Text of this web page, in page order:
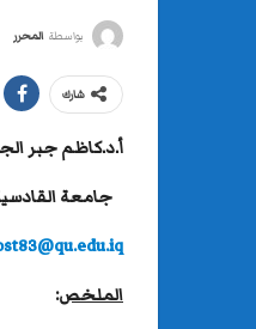
بواسطة المحرر
شارك
أ.د.كاظم
جامعة
الملخص: